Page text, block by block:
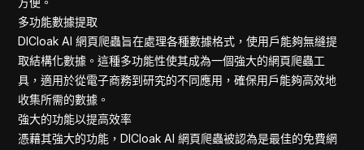
多功能數據提取
DICloak AI 網頁爬蟲旨在處理各種數據格式，使用戶能夠無縫提
取結構化數據。這種多功能性使其成為一個強大的網頁爬蟲工
具，適用於從電子商務到研究的不同應用，確保用戶能夠高效地
收集所需的數據。
強大的功能以提高效率
憑藉其強大的功能，DICloak AI 網頁爬蟲被認為是最佳的免費網